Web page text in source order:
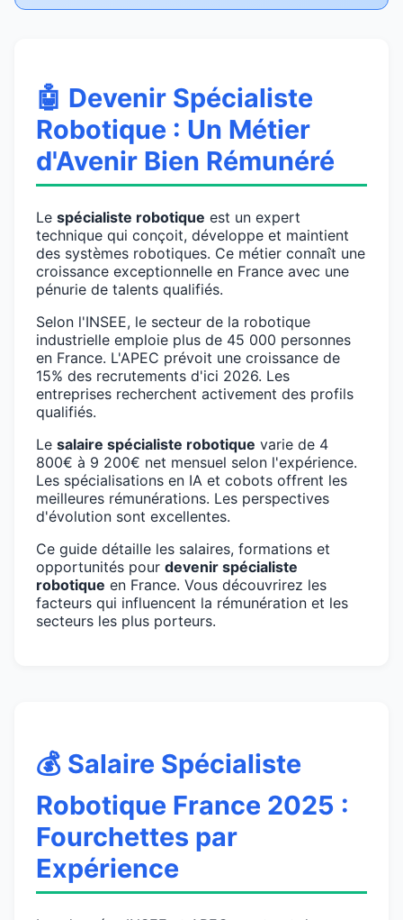
🤖 Devenir Spécialiste
Robotique : Un Métier
d'Avenir Bien Rémunéré
Le spécialiste robotique est un expert
technique qui conçoit, développe et maintient
des systèmes robotiques. Ce métier connaît une
croissance exceptionnelle en France avec une
pénurie de talents qualifiés.
Selon l'INSEE, le secteur de la robotique
industrielle emploie plus de 45 000 personnes
en France. L'APEC prévoit une croissance de
15% des recrutements d'ici 2026. Les
entreprises recherchent activement des profils
qualifiés.
Le salaire spécialiste robotique varie de 4
800€ à 9 200€ net mensuel selon l'expérience.
Les spécialisations en IA et cobots offrent les
meilleures rémunérations. Les perspectives
d'évolution sont excellentes.
Ce guide détaille les salaires, formations et
opportunités pour devenir spécialiste
robotique en France. Vous découvrirez les
facteurs qui influencent la rémunération et les
secteurs les plus porteurs.
💰 Salaire Spécialiste
Robotique France 2025 :
Fourchettes par
Expérience